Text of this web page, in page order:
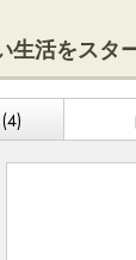
生活をスタ